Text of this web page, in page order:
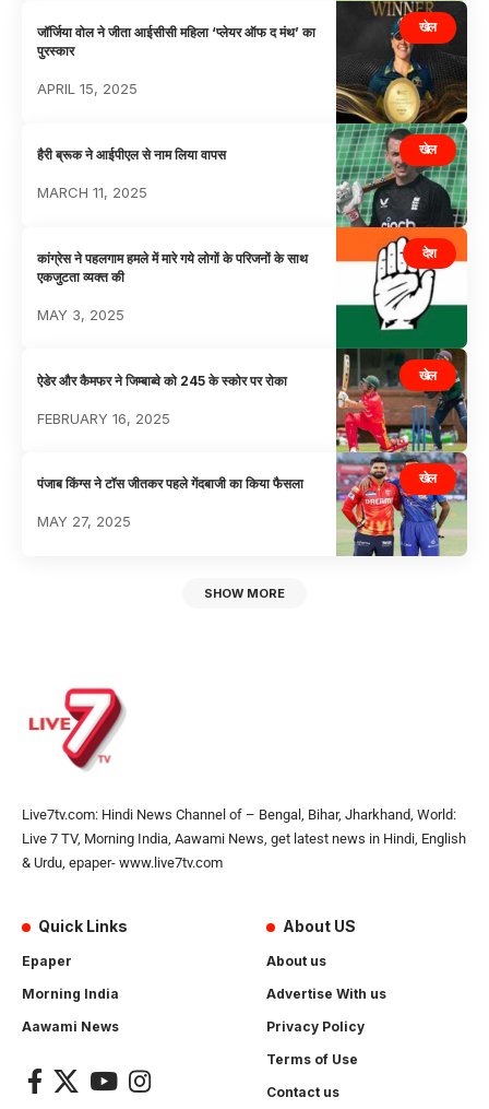
खेल
जॉर्जिया वोल ने जीता आईसीसी महिला ‘प्लेयर ऑफ द मंथ’ का
पुरस्कार
APRIL 15, 2025
खेल
हैरी ब्रूक ने आईपीएल से नाम लिया वापस
MARCH 11, 2025
देश
कांग्रेस ने पहलगाम हमले में मारे गये लोगों के परिजनों के साथ
एकजुटता व्यक्त की
MAY 3, 2025
खेल
ऐडेर और कैमफर ने जिम्बाब्वे को 245 के स्कोर पर रोका
FEBRUARY 16, 2025
खेल
पंजाब किंग्स ने टॉस जीतकर पहले गेंदबाजी का किया फैसला
MAY 27, 2025
SHOW MORE
Live7tv.com: Hindi News Channel of – Bengal, Bihar, Jharkhand, World:
Live 7 TV, Morning India, Aawami News, get latest news in Hindi, English
& Urdu, epaper- www.live7tv.com
Quick Links
Epaper
Morning India
Aawami News
About US
About us
Advertise With us
Privacy Policy
Terms of Use
Contact us